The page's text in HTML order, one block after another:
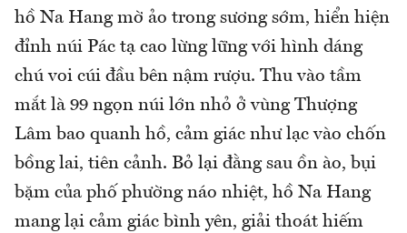
hồ Na Hang mờ ảo trong sương sớm, hiển hiện
đỉnh núi Pác tạ cao lừng lững với hình dáng
chú voi cúi đầu bên nậm rượu. Thu vào tầm
mắt là 99 ngọn núi lớn nhỏ ở vùng Thượng
Lâm bao quanh hồ, cảm giác như lạc vào chốn
bồng lai, tiên cảnh. Bỏ lại đằng sau ồn ào, bụi
bặm của phố phường náo nhiệt, hồ Na Hang
mang lại cảm giác bình yên, giải thoát hiếm